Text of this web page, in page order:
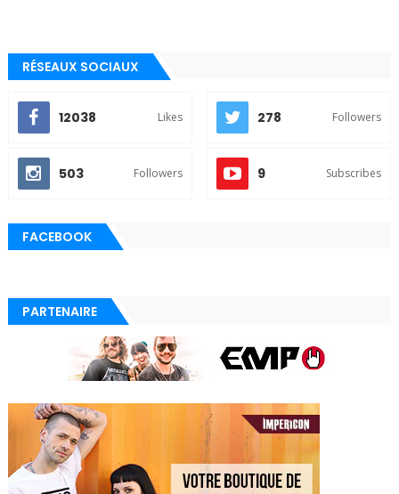
RÉSEAUX SOCIAUX
12038 Likes 278 Followers
503 Followers 9 Subscribes
FACEBOOK
PARTENAIRE